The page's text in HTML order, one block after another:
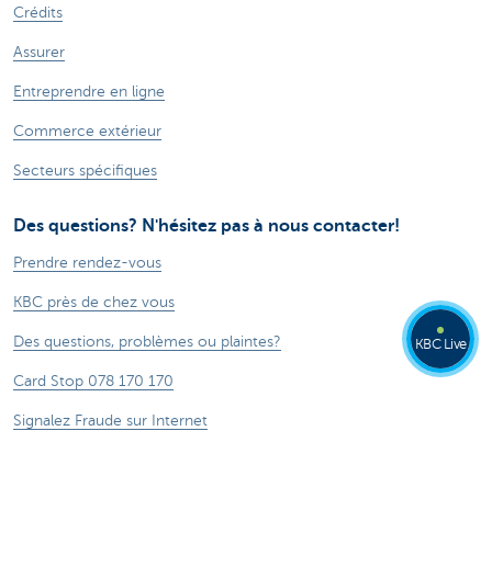
Crédits
Assurer
Entreprendre en ligne
Commerce extérieur
Secteurs spécifiques
Des questions? N'hésitez pas à nous contacter!
Prendre rendez-vous
KBC près de chez vous
Des questions, problèmes ou plaintes?
Card Stop 078 170 170
Signalez Fraude sur Internet
KBC Live